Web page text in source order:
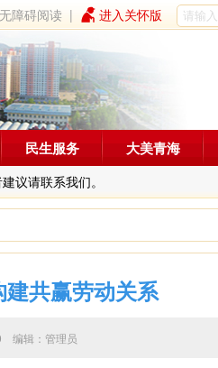
无障碍阅读 | 进入关怀版
议请联系我们。
民生服务 大美青海
建共赢劳动关系
编辑：管理员